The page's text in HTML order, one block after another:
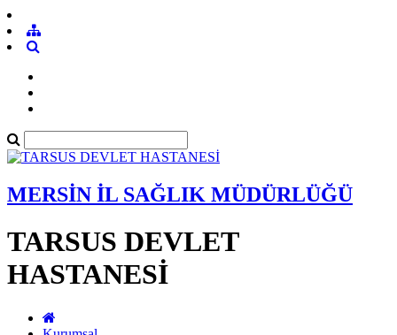
MERSİN İL SAĞLIK MÜDÜRLÜĞÜ
TARSUS DEVLET
HASTANESİ